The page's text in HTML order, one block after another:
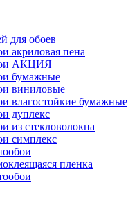
для обоев
акриловая пена
АКЦИЯ
бумажные
виниловые
влагостойкие бумажные
дуплекс
из стекловолокна
симплекс
пленка